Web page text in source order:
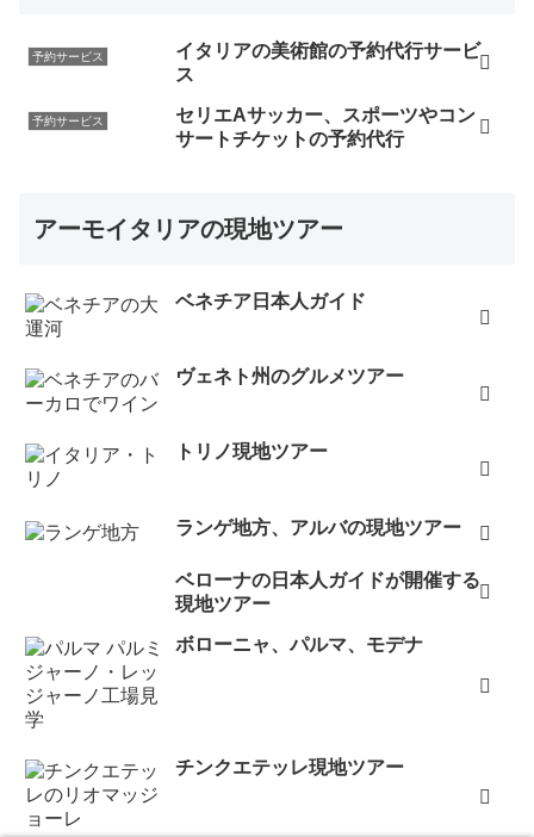
予約サービス
イタリアの美術館の予約代行サービ
ス
予約サービス
セリエAサッカー、スポーツやコン
サートチケットの予約代行
アーモイタリアの現地ツアー
ベネチア日本人ガイド
ヴェネト州のグルメツアー
トリノ現地ツアー
ランゲ地方、アルバの現地ツアー
ベローナの日本人ガイドが開催する
現地ツアー
ボローニャ、パルマ、モデナ
チンクエテッレ現地ツアー